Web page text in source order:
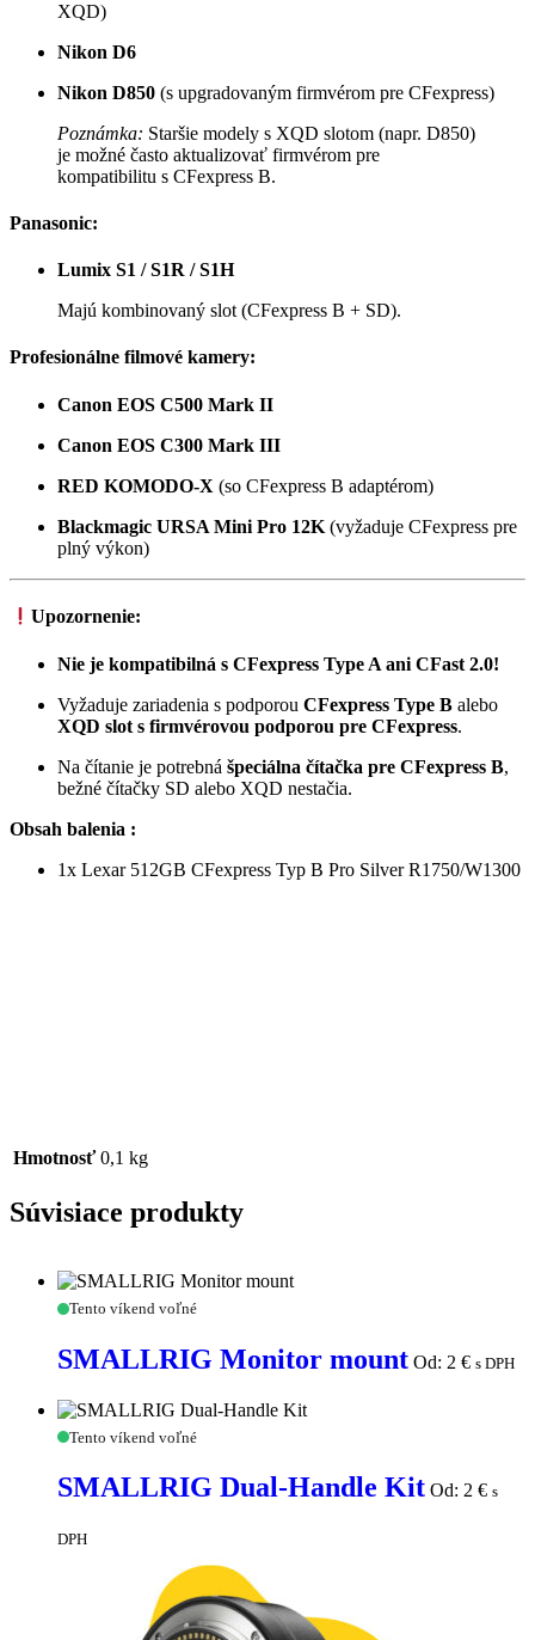
XQD)
Nikon D6
Nikon D850 (s upgradovaným firmvérom pre CFexpress)
Poznámka: Staršie modely s XQD slotom (napr. D850)
je možné často aktualizovať firmvérom pre
kompatibilitu s CFexpress B.
Panasonic:
Lumix S1 / S1R / S1H
Majú kombinovaný slot (CFexpress B + SD).
Profesionálne filmové kamery:
Canon EOS C500 Mark II
Canon EOS C300 Mark III
RED KOMODO-X (so CFexpress B adaptérom)
Blackmagic URSA Mini Pro 12K (vyžaduje CFexpress pre
plný výkon)
Upozornenie:
Nie je kompatibilná s CFexpress Type A ani CFast 2.0!
Vyžaduje zariadenia s podporou CFexpress Type B alebo
XQD slot s firmvérovou podporou pre CFexpress.
Na čítanie je potrebná špeciálna čítačka pre CFexpress B,
bežné čítačky SD alebo XQD nestačia.
Obsah balenia :
1x Lexar 512GB CFexpress Typ B Pro Silver R1750/W1300
Hmotnosť 0,1 kg
Súvisiace produkty
SMALLRIG
mount
Tento víkend voľné
SMALLRIG Monitor mount Od: 2 € s DPH
SMALLRIG
Handle
Kit
Tento víkend voľné
SMALLRIG Dual-Handle Kit Od: 2 € s
DPH